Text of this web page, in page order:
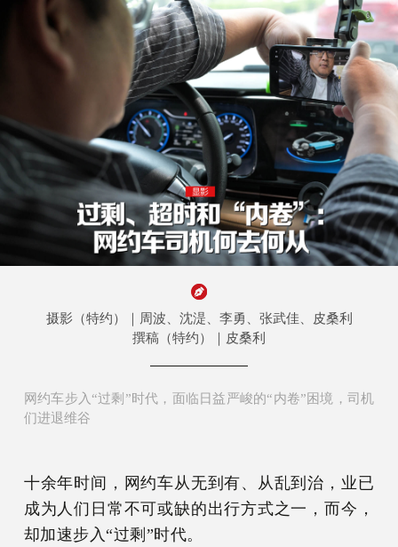
摄影（特约）｜周波、沈湜、李勇、张武佳、皮桑利
撰稿（特约）｜皮桑利
网约车步入“过剩”时代，面临日益严峻的“内卷”困境，司机
们进退维谷
十余年时间，网约车从无到有、从乱到治，业已
成为人们日常不可或缺的出行方式之一，而今，
却加速步入“过剩”时代。